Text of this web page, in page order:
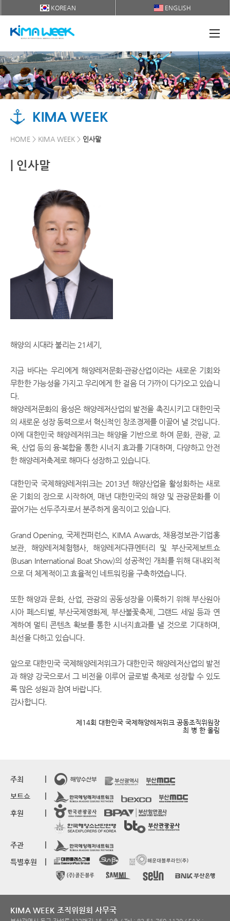
KOREAN ENGLISH
KIMA WEEK
HOME > KIMA WEEK > 인사말
| 인사말
해양의 시대라 불리는 21세기,
지금 바다는 우리에게 해양레저문화·관광산업이라는 새로운 기회와
무한한 가능성을 가지고 우리에게 한 걸음 더 가까이 다가오고 있습니
다.
해양레저문화의 융성은 해양레저산업의 발전을 촉진시키고 대한민국
의 새로운 성장 동력으로서 혁신적인 창조경제를 이끌어 낼 것입니다.
이에 대한민국 해양레저위크는 해양을 기반으로 하여 문화, 관광, 교
육, 산업 등의 융·복합을 통한 시너지 효과를 기대하며, 다양하고 안전
한 해양레저축제로 해마다 성장하고 있습니다.
대한민국 국제해양레저위크는 2013년 해양산업을 활성화하는 새로
운 기회의 장으로 시작하여, 매년 대한민국의 해양 및 관광문화를 이
끌어가는 선두주자로서 분주하게 움직이고 있습니다.
Grand Opening, 국제컨퍼런스, KIMA Awards, 채용정보관·기업홍
보관, 해양레저체험행사, 해양레저다큐멘터리 및 부산국제보트쇼
(Busan International Boat Show)의 성공적인 개최를 위해 대내외적
으로 더 체계적이고 효율적인 네트워킹을 구축하였습니다.
또한 해양과 문화, 산업, 관광의 공동성장을 이룩하기 위해 부산원아
시아 페스티벌, 부산국제영화제, 부산불꽃축제, 그랜드 세일 등과 연
계하여 멀티 콘텐츠 확보를 통한 시너지효과를 낼 것으로 기대하며,
최선을 다하고 있습니다.
앞으로 대한민국 국제해양레저위크가 대한민국 해양레저산업의 발전
과 해양 강국으로서 그 비전을 이루어 글로벌 축제로 성장할 수 있도
록 많은 성원과 참여 바랍니다.
감사합니다.
제14회 대한민국 국제해양레저위크 공동조직위원장
최 병 한 올림
주최
보트쇼
후원
주관
특별후원
KIMA WEEK 조직위원회 사무국